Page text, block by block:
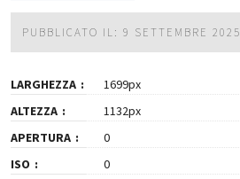
PUBBLICATO IL: 9 SETTEMBRE 2025
LARGHEZZA
1699px
ALTEZZA
1132px
APERTURA
0
ISO
0